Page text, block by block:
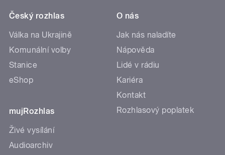
Český rozhlas
Válka na Ukrajině
Komunální volby
Stanice
eShop
mujRozhlas
Živé vysílání
Audioarchiv
O nás
Jak nás naladíte
Nápověda
Lidé v rádiu
Kariéra
Kontakt
Rozhlasový poplatek